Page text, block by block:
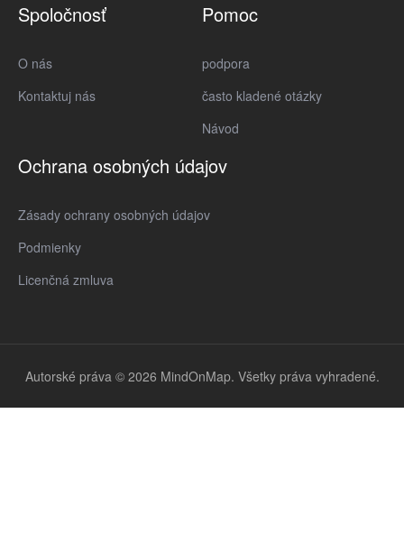
Spoločnosť
O nás
Kontaktuj nás
Pomoc
podpora
často kladené otázky
Návod
Ochrana osobných údajov
Zásady ochrany osobných údajov
Podmienky
Licenčná zmluva
Autorské práva © 2026 MindOnMap. Všetky práva vyhradené.